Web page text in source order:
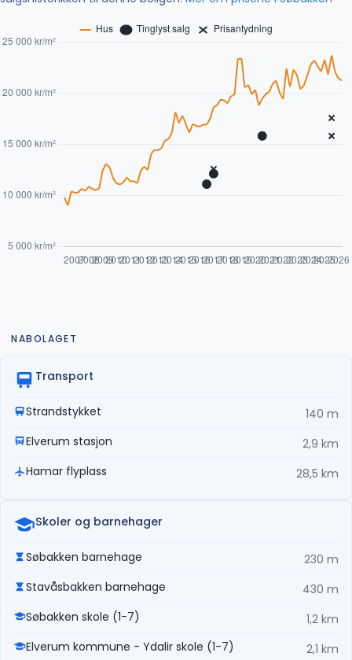
NABOLAGET
Transport
Strandstykket
140 m
Elverum stasjon
2,9 km
Hamar flyplass
28,5 km
Skoler og barnehager
Søbakken barnehage
230 m
Stavåsbakken barnehage
430 m
Søbakken skole (1-7)
1,2 km
Elverum kommune - Ydalir skole (1-7)
2,1 km